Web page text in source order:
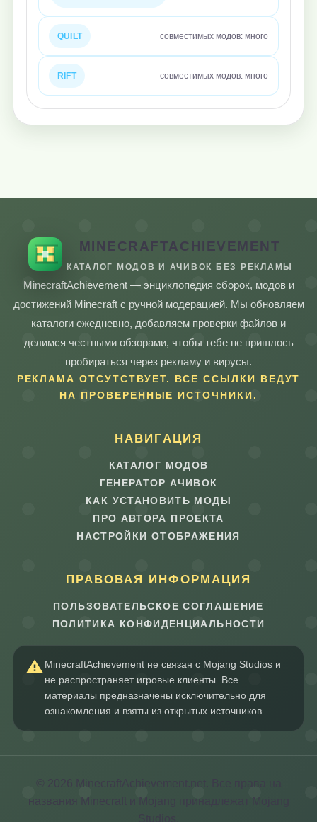
QUILT совместимых модов: много
RIFT совместимых модов: много
MINECRAFTACHIEVEMENT
КАТАЛОГ МОДОВ И АЧИВОК БЕЗ РЕКЛАМЫ
MinecraftAchievement — энциклопедия сборок, модов и
достижений Minecraft с ручной модерацией. Мы обновляем
каталоги ежедневно, добавляем проверки файлов и
делимся честными обзорами, чтобы тебе не пришлось
пробираться через рекламу и вирусы.
РЕКЛАМА ОТСУТСТВУЕТ. ВСЕ ССЫЛКИ ВЕДУТ
НА ПРОВЕРЕННЫЕ ИСТОЧНИКИ.
НАВИГАЦИЯ
КАТАЛОГ МОДОВ
ГЕНЕРАТОР АЧИВОК
КАК УСТАНОВИТЬ МОДЫ
ПРО АВТОРА ПРОЕКТА
НАСТРОЙКИ ОТОБРАЖЕНИЯ
ПРАВОВАЯ ИНФОРМАЦИЯ
ПОЛЬЗОВАТЕЛЬСКОЕ СОГЛАШЕНИЕ
ПОЛИТИКА КОНФИДЕНЦИАЛЬНОСТИ
MinecraftAchievement не связан с Mojang Studios и
не распространяет игровые клиенты. Все
материалы предназначены исключительно для
ознакомления и взяты из открытых источников.
© 2026 MinecraftAchievement.net. Все права на
названия Minecraft и Mojang принадлежат Mojang